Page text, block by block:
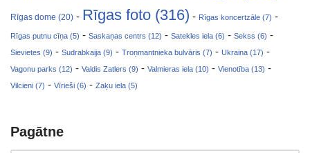
Rīgas dome (20) - Rīgas foto (316) - Rīgas koncertzāle (7) -
Rīgas putnu cīņa (5) - Saskaņas centrs (12) - Satekles iela (6) - Sekss (6) -
Sievietes (9) - Sudrabkaija (9) - Troņmantnieka bulvāris (7) - Ukraina (17) -
Vagonu parks (12) - Valdis Zatlers (9) - Valmieras iela (10) - Vienotība (13) -
Vilcieni (7) - Vīrieši (6) - Zaķu iela (5)
Pagātne